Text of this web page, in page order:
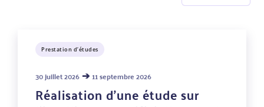
Prestation d’études
30 juillet 2026 ➔11 septembre 2026
Réalisation d'une étude sur